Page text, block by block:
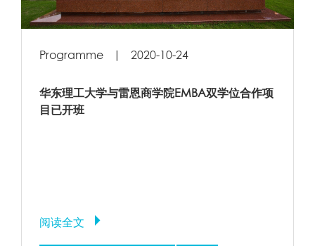
Programme | 2020-10-24
华东理工大学与雷恩商学院EMBA双学位合作项
目已开班
阅读全文